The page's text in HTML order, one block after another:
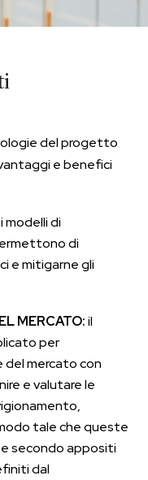
del progetto
e benefici
i modelli di
di
e mitigarne gli
MERCATO:il
per
del mercato con
e valutare le
tale che queste
secondo appositi
dal